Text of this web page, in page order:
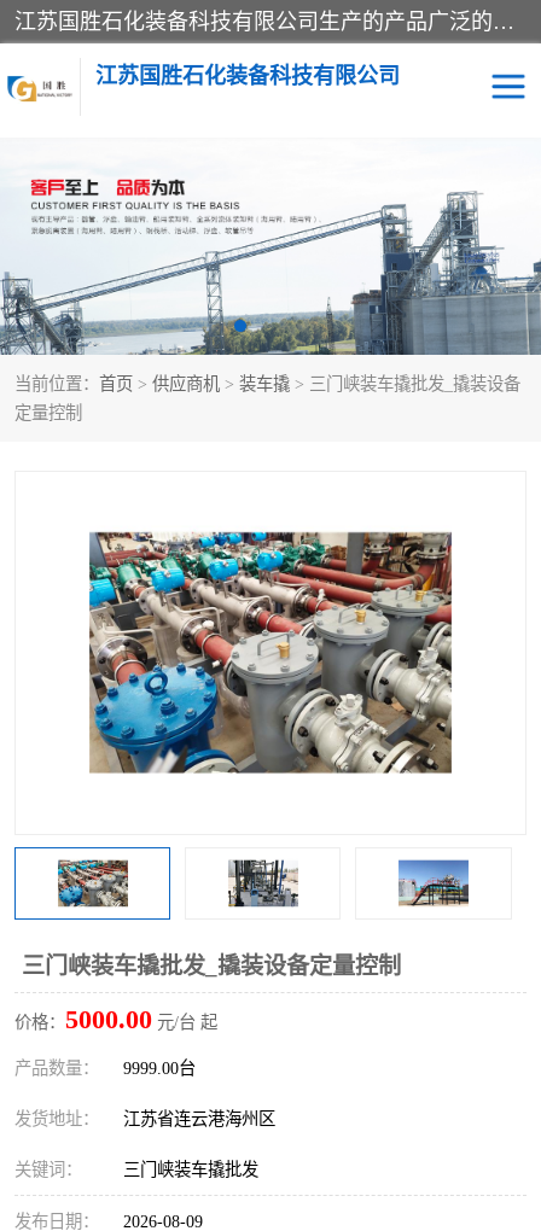
江苏国胜石化装备科技有限公司生产的产品广泛的应用于石油、石化等行业中，产品种类齐全，其中包括装卸鹤管、汽车鹤管、火车鹤管、装车鹤管、卸车鹤管、上装鹤管、下装鹤管、lng鹤管、发油鹤管、液氨鹤管、液化气鹤管等，我们生产的产品质量上乘，价格实惠，服务好，买鹤管就到国胜石化装备！
江苏国胜石化装备科技有限公司
当前位置： 首页 > 供应商机 > 装车撬 > 三门峡装车撬批发_撬装设备
定量控制
三门峡装车撬批发_撬装设备定量控制
价格： 5000.00 元/台 起
产品数量： 9999.00台
发货地址： 江苏省连云港海州区
关键词： 三门峡装车撬批发
发布日期： 2026-08-09
输油臂 鹤管活动梯